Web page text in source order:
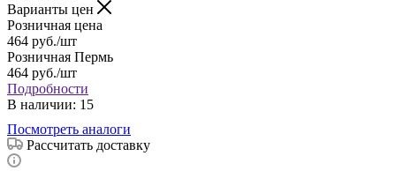
Варианты цен
Розничная цена
464 руб./шт
Розничная Пермь
464 руб./шт
Подробности
В наличии: 15
Посмотреть аналоги
Рассчитать доставку